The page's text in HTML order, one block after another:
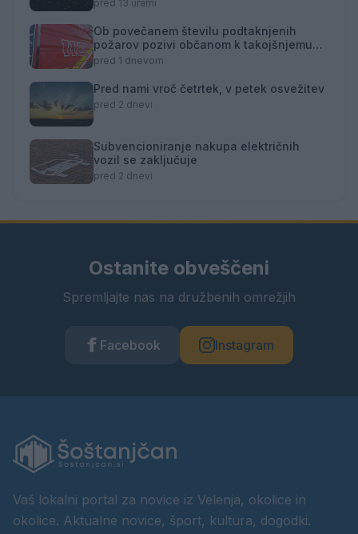
pred 13 urami
Ob povečanem številu podtaknjenih
požarov pozivi občanom k takojšnjemu
obveščanju policije
pred 1 dnevom
Pred nami vroč četrtek, v petek osvežitev
pred 2 dnevi
Subvencioniranje nakupa električnih
vozil se zaključuje
pred 2 dnevi
Ostanite obveščeni
Spremljajte nas na družbenih omrežjih
Facebook Instagram
Vaš lokalni portal za novice iz Velenja, okolice in
okolice. Aktualne novice, šport, kultura, dogodki.